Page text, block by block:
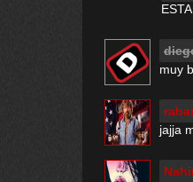
muy
jajja